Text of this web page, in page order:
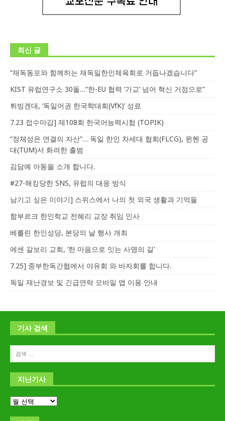
최신 글
“재독동포와 함께하는 재독일한인체육회로 거듭나겠습니다”
KIST 유럽연구소 30돌…“한-EU 협력 ‘가교’ 넘어 혁신 거점으로”
튀빙겐대, ‘독일어권 한국학대회(VfK)’ 성료
7.23 접수마감] 제108회 한국어능력시험 (TOPIK)
“정체성은 연결의 자산”… 독일 한인 차세대 협회(FLCG), 뮌헨 공
대(TUM)서 화려한 출범
김담예 아동을 소개 합니다.
#27-해킹당한 SNS, 유럽의 대응 방식
남기고 싶은 이야기] 스위스에서 나의 첫 외국 생활과 기억들
함부르크 한인학교 전혜리 교장 취임 인사
베를린 한인성당, 본당의 날 행사 개최
에센 갈보리 교회, ‘한 마음으로 잇는 사명의 길’
7.25] 중부한독간협에서 야유회 와 바자회를 합니다.
독일 재난경보 및 긴급연락 모바일 앱 이용 안내
기사 검색
지난기사